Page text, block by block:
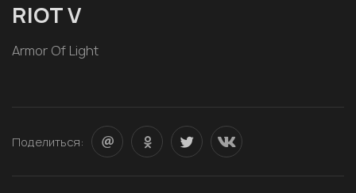
RIOT V
Armor Of Light
Поделиться: